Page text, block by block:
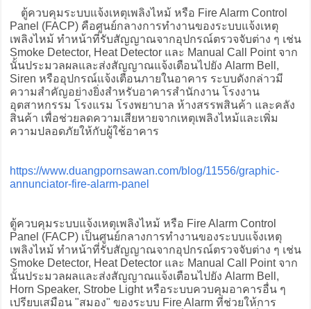
ตู้ควบคุมระบบแจ้งเหตุเพลิงไหม้ หรือ Fire Alarm Control
Panel (FACP) คือศูนย์กลางการทำงานของระบบแจ้งเหตุ
เพลิงไหม้ ทำหน้าที่รับสัญญาณจากอุปกรณ์ตรวจจับต่าง ๆ เช่น
Smoke Detector, Heat Detector และ Manual Call Point จาก
นั้นประมวลผลและส่งสัญญาณแจ้งเตือนไปยัง Alarm Bell,
Siren หรืออุปกรณ์แจ้งเตือนภายในอาคาร ระบบดังกล่าวมี
ความสำคัญอย่างยิ่งสำหรับอาคารสำนักงาน โรงงาน
อุตสาหกรรม โรงแรม โรงพยาบาล ห้างสรรพสินค้า และคลัง
สินค้า เพื่อช่วยลดความเสียหายจากเหตุเพลิงไหม้และเพิ่ม
ความปลอดภัยให้กับผู้ใช้อาคาร
https://www.duangpornsawan.com/blog/11556/graphic-
annunciator-fire-alarm-panel
ตู้ควบคุมระบบแจ้งเหตุเพลิงไหม้ หรือ Fire Alarm Control
Panel (FACP) เป็นศูนย์กลางการทำงานของระบบแจ้งเหตุ
เพลิงไหม้ ทำหน้าที่รับสัญญาณจากอุปกรณ์ตรวจจับต่าง ๆ เช่น
Smoke Detector, Heat Detector และ Manual Call Point จาก
นั้นประมวลผลและส่งสัญญาณแจ้งเตือนไปยัง Alarm Bell,
Horn Speaker, Strobe Light หรือระบบควบคุมอาคารอื่น ๆ
เปรียบเสมือน "สมอง" ของระบบ Fire Alarm ที่ช่วยให้การ